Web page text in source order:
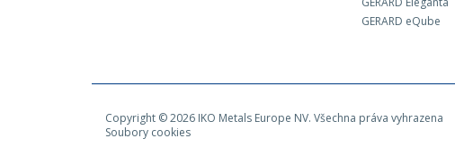
GERARD eQube
Copyright © 2026 IKO Metals Europe NV. Všechna práva vyhrazena
Soubory cookies